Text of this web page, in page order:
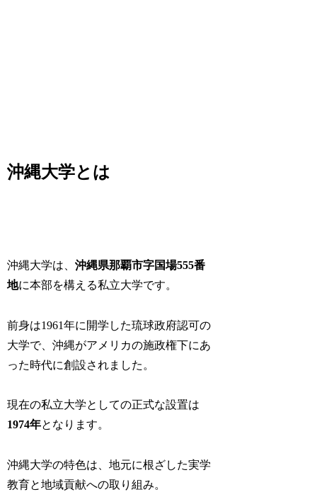
沖縄大学とは
沖縄大学は、沖縄県那覇市字国場555番
地に本部を構える私立大学です。
前身は1961年に開学した琉球政府認可の
大学で、沖縄がアメリカの施政権下にあ
った時代に創設されました。
現在の私立大学としての正式な設置は
1974年となります。
沖縄大学の特色は、地元に根ざした実学
教育と地域貢献への取り組み。